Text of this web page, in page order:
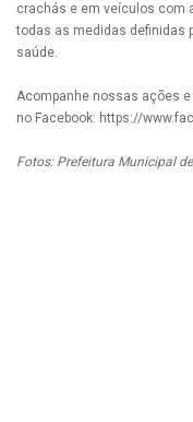
crachás e em veículos com
todas as medidas definidas
saúde.
Acompanhe nossas ações
no Facebook: https://
Fotos: Prefeitura Municipal